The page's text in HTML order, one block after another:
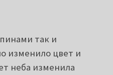
так и
изменило цвет и
неба изменила